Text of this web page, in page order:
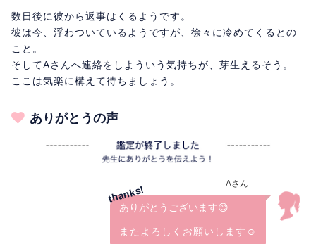
数日後に彼から返事はくるようです。
彼は今、浮わついているようですが、徐々に冷めてくるとの
こと。
そしてAさんへ連絡をしよういう気持ちが、芽生えるそう。
ここは気楽に構えて待ちましょう。
ありがとうの声
Aさん
ありがとうございます😊
またよろしくお願いします☺️